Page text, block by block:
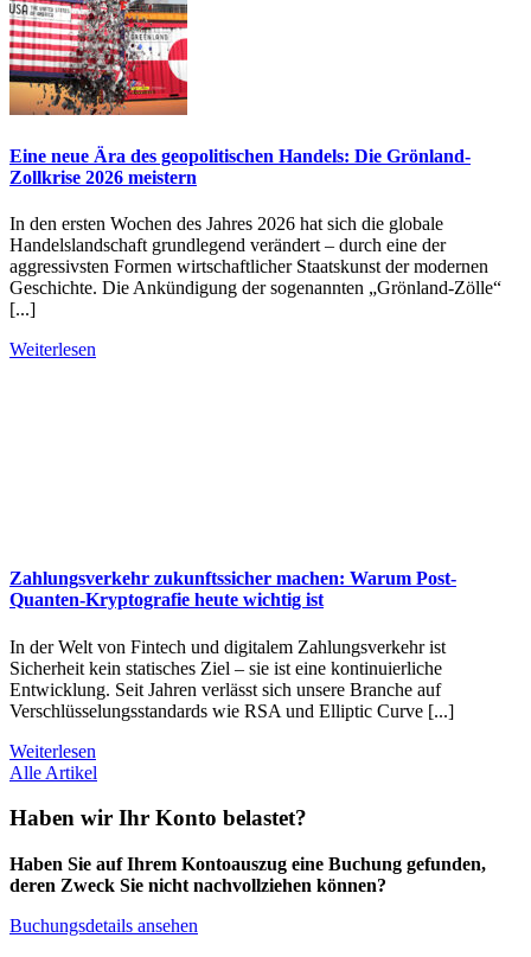
Eine neue Ära des geopolitischen Handels: Die Grönland-
Zollkrise 2026 meistern
In den ersten Wochen des Jahres 2026 hat sich die globale
Handelslandschaft grundlegend verändert – durch eine der
aggressivsten Formen wirtschaftlicher Staatskunst der modernen
Geschichte. Die Ankündigung der sogenannten „Grönland-Zölle“
[...]
Weiterlesen
Zahlungsverkehr zukunftssicher machen: Warum Post-
Quanten-Kryptografie heute wichtig ist
In der Welt von Fintech und digitalem Zahlungsverkehr ist
Sicherheit kein statisches Ziel – sie ist eine kontinuierliche
Entwicklung. Seit Jahren verlässt sich unsere Branche auf
Verschlüsselungsstandards wie RSA und Elliptic Curve [...]
Weiterlesen
Alle Artikel
Haben wir Ihr Konto belastet?
Haben Sie auf Ihrem Kontoauszug eine Buchung gefunden,
deren Zweck Sie nicht nachvollziehen können?
Buchungsdetails ansehen